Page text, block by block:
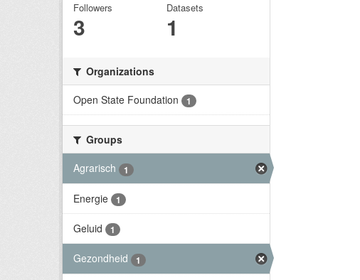
Followers
3
Datasets
1
Organizations
Open State Foundation
1
Groups
Agrarisch
1
Energie 1
Geluid 1
Gezondheid 1